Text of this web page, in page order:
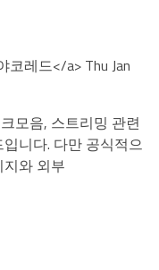
코레드</a> Thu Jan
모음, 스트리밍 관련
니다. 다만 공식적으
와 외부